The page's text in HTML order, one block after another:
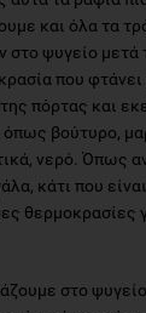
και όλα τα
στο ψυγείο μετά
που
πόρτας και
βούτυρο,
νερό. Όπως
κάτι που
θερμοκρασίες
στο